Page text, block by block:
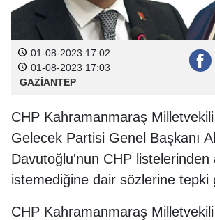
01-08-2023 17:02
01-08-2023 17:03
GAZİANTEP
CHP Kahramanmaraş
Gelecek Partisi Genel Başkanı
Davutoğlu'nun CHP listelerinden
istemediğine dair sözlerine tepki
CHP Kahramanmaraş